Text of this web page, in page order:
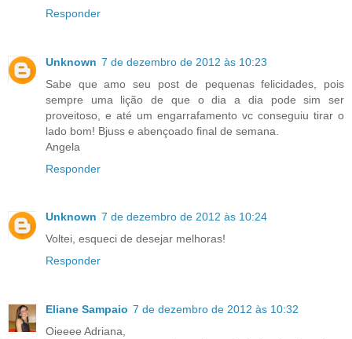
Responder
Unknown 7 de dezembro de 2012 às 10:23
Sabe que amo seu post de pequenas felicidades, pois
sempre uma lição de que o dia a dia pode sim ser
proveitoso, e até um engarrafamento vc conseguiu tirar o
lado bom! Bjuss e abençoado final de semana.
Angela
Responder
Unknown 7 de dezembro de 2012 às 10:24
Voltei, esqueci de desejar melhoras!
Responder
Eliane Sampaio 7 de dezembro de 2012 às 10:32
Oieeee Adriana,